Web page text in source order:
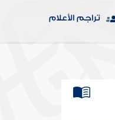
تراجم الأعلام